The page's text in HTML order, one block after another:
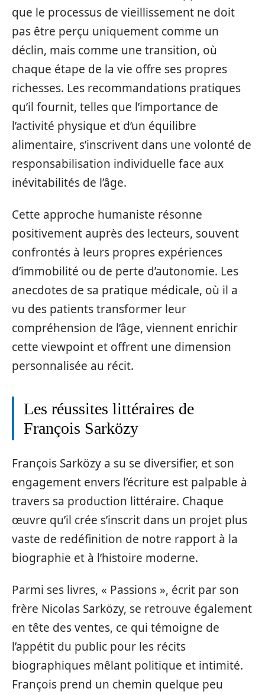
que le processus de vieillissement ne doit
pas être perçu uniquement comme un
déclin, mais comme une transition, où
chaque étape de la vie offre ses propres
richesses. Les recommandations pratiques
qu’il fournit, telles que l’importance de
l’activité physique et d’un équilibre
alimentaire, s’inscrivent dans une volonté de
responsabilisation individuelle face aux
inévitabilités de l’âge.
Cette approche humaniste résonne
positivement auprès des lecteurs, souvent
confrontés à leurs propres expériences
d’immobilité ou de perte d’autonomie. Les
anecdotes de sa pratique médicale, où il a
vu des patients transformer leur
compréhension de l’âge, viennent enrichir
cette viewpoint et offrent une dimension
personnalisée au récit.
Les réussites littéraires de
François Sarközy
François Sarközy a su se diversifier, et son
engagement envers l’écriture est palpable à
travers sa production littéraire. Chaque
œuvre qu’il crée s’inscrit dans un projet plus
vaste de redéfinition de notre rapport à la
biographie et à l’histoire moderne.
Parmi ses livres, « Passions », écrit par son
frère Nicolas Sarközy, se retrouve également
en tête des ventes, ce qui témoigne de
l’appétit du public pour les récits
biographiques mêlant politique et intimité.
François prend un chemin quelque peu